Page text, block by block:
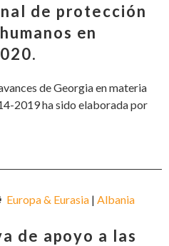
de protección
en
de Georgia en materia
2019 ha sido elaborada por
Europa & Eurasia | Albania
de apoyo a las